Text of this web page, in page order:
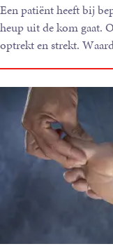
Een patiënt heeft bij
heup uit de kom gaat.
optrekt en strekt.